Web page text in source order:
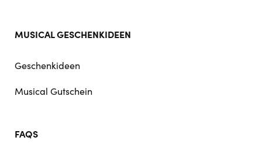
MUSICAL GESCHENKIDEEN
Geschenkideen
Musical Gutschein
FAQS